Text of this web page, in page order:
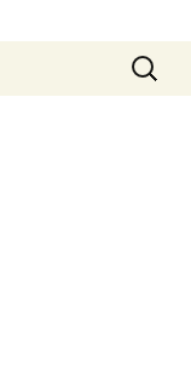
Suchen
nach: